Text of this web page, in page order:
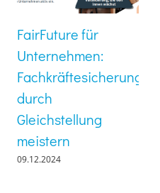
FairFuture für
Unternehmen:
Fachkräftesicherung
durch
Gleichstellung
meistern
09.12.2024